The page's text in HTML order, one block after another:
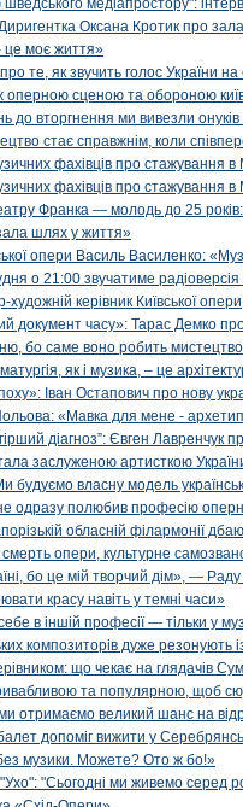
медіапростору":
Оксана Кротик про
це моє життя»
те, як звучить голос України на
оперною сценою та обороною
до вторгнення ми вивезли онуків
стає справжнім, коли
фахівців про стажування
фахівців про стажування
Франка — молодь до 25
шлях у життя»
опери Василь Василенко:
о 21:00 звучатиме
керівник Київської опери
документ часу»: Тарас Демко
бо саме воно робить
як і музика, – це
Іван Остапович про нову
«Мавка для мене -
діагноз”: Євген Лавренчук
заслуженою артисткою
будуємо власну модель
одразу полюбив професію
обласній філармонії
опери, культурне
бо це мій творчий дім», — Раду
красу навіть у темні часи»
в іншій професії — тільки у
композиторів дуже резонують
що чекає на глядачів
та популярною, щоб
отримаємо великий шанс на
допоміг вижити у
музики. Можете? Ото ж бо!»
"Сьогодні ми живемо серед